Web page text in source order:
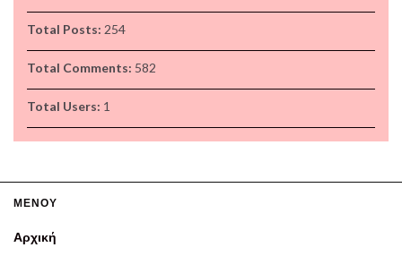
Total Posts: 254
Total Comments: 582
Total Users: 1
ΜΕΝΟΥ
Αρχική